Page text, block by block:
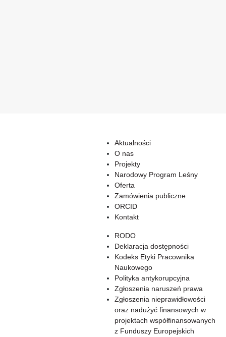
Aktualności
O nas
Projekty
Narodowy Program Leśny
Oferta
Zamówienia publiczne
ORCID
Kontakt
RODO
Deklaracja dostępności
Kodeks Etyki Pracownika
Naukowego
Polityka antykorupcyjna
Zgłoszenia naruszeń prawa
Zgłoszenia nieprawidłowości
oraz nadużyć finansowych w
projektach współfinansowanych
z Funduszy Europejskich